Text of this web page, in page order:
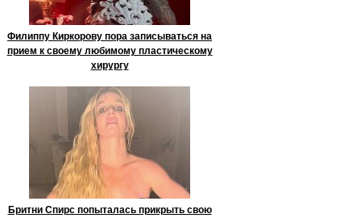
Филиппу Киркорову пора записываться на
прием к своему любимому пластическому
хирургу
Бритни Спирс попыталась прикрыть свою